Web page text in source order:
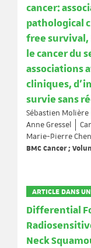
cancer:
pathological
free survival,
le cancer du
associations
cliniques,
survie sans
Sébastien Molière
Anne Gressel
Marie-Pierre
BMC Cancer ;
ARTICLE DANS
Differential
Neck